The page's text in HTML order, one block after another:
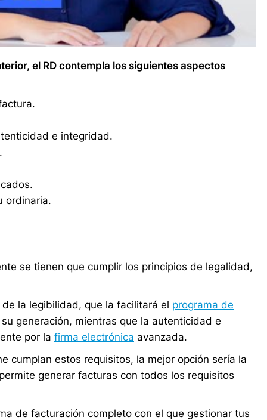
el RD contempla los siguientes aspectos
e integridad.
ordinaria.
se tienen que cumplir los principios de legalidad,
la legibilidad, que la facilitará el programa de
generación, mientras que la autenticidad e
por la firma electrónica avanzada.
cumplan estos requisitos, la mejor opción sería la
generar facturas con todos los requisitos
de facturación completo con el que gestionar tus